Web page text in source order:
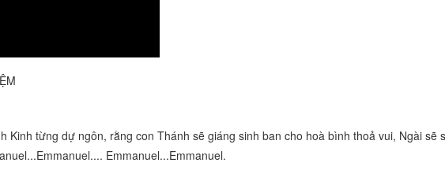
Kinh từng dự ngôn, rằng con Thánh sẽ giáng sinh ban cho hoà bình thoả vui, Ngài sẽ
Emmanuel...Emmanuel.